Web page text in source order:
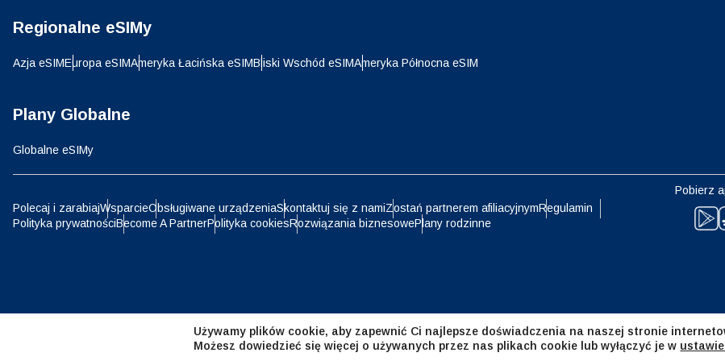
Regionalne eSIMy
Azja eSIMEuropa eSIMAmeryka Łacińska eSIMBliski Wschód eSIMAmeryka Północna eSIM
Plany Globalne
Globalne eSIMy
Polecaj i zarabiajWsparcieObsługiwane urządzeniaSkontaktuj się z namiZostań partnerem afiliacyjnymRegulamin
Polityka prywatnościBecome A PartnerPolityka cookiesRozwiązania biznesowePlany rodzinne
Pobierz
Português
简体中文 繁體中文
CAD - Dolar Kanadyjski
CHF - Frank Szwajcarski NZD - Dolar Nowozelandzki
Używamy plików cookie, aby zapewnić Ci najlepsze doświadczenia na naszej stronie
Możesz dowiedzieć się więcej o używanych przez nas plikach cookie lub wyłączyć je w